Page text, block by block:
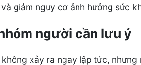
giảm nguy cơ ảnh hưởng sức
người cần lưu ý
xảy ra ngay lập tức, nhưng